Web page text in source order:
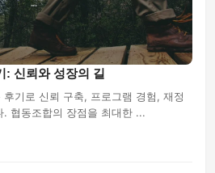
: 신뢰와 성장의 길
기로 신뢰 구축, 프로그램 경험, 재정
협동조합의 장점을 최대한 ...